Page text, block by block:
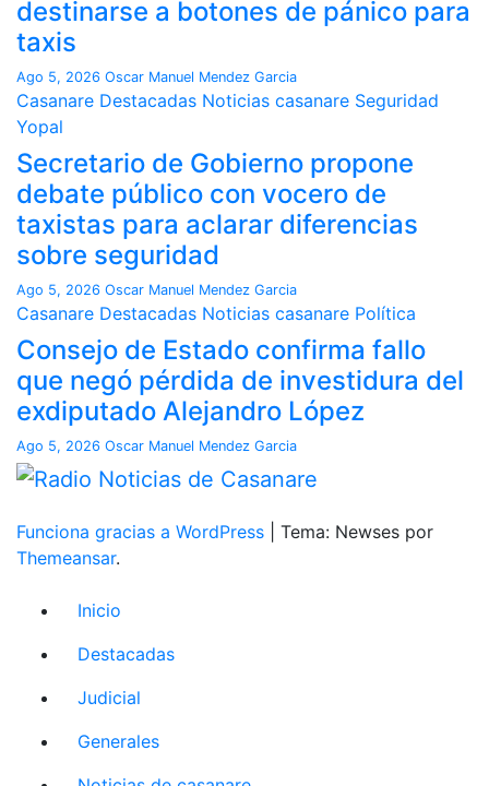
destinarse a botones de pánico para
taxis
Ago 5, 2026 Oscar Manuel Mendez Garcia
Casanare Destacadas Noticias casanare Seguridad
Yopal
Secretario de Gobierno propone
debate público con vocero de
taxistas para aclarar diferencias
sobre seguridad
Ago 5, 2026 Oscar Manuel Mendez Garcia
Casanare Destacadas Noticias casanare Política
Consejo de Estado confirma fallo
que negó pérdida de investidura del
exdiputado Alejandro López
Ago 5, 2026 Oscar Manuel Mendez Garcia
Funciona gracias a WordPress
Tema: Newses por
Themeansar.
Inicio
Destacadas
Judicial
Generales